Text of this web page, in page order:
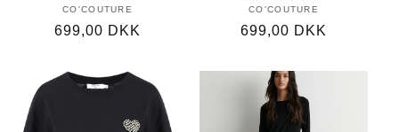
Forhandler:
CO'COUTURE
Normalpris
699,00 DKK
Forhandler:
CO'COUTURE
Normalpris
699,00 DKK